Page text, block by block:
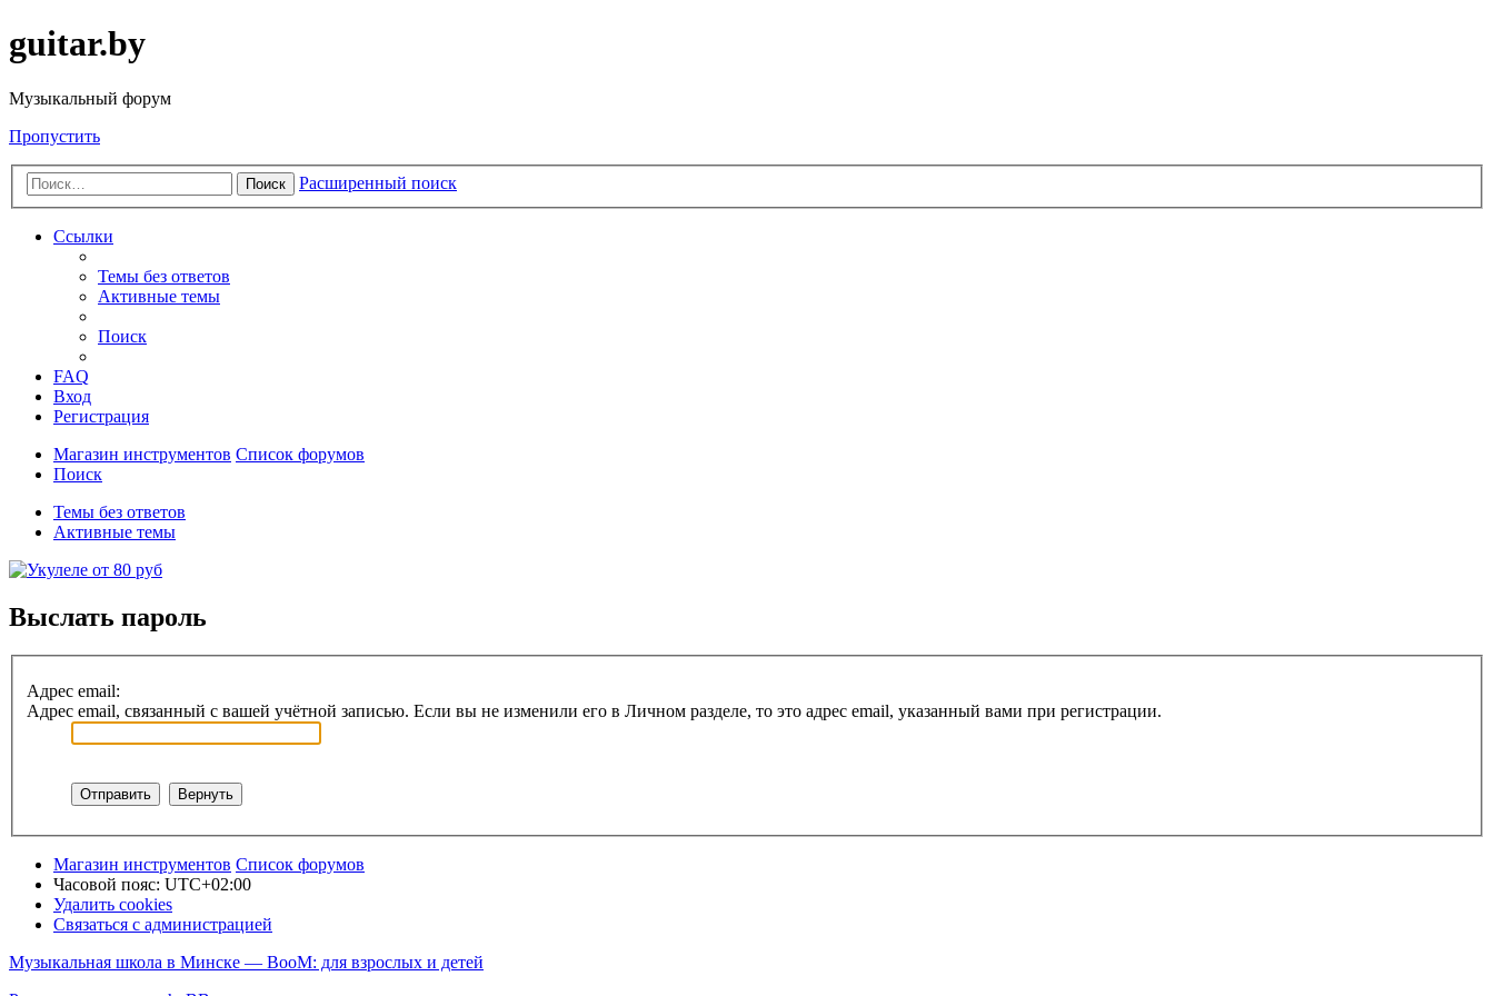
guitar.by
Музыкальный форум
Пропустить
Поиск Расширенный поиск
Ссылки
Темы без ответов
Активные темы
Поиск
FAQ
Вход
Регистрация
Магазин инструментов Список форумов
Поиск
Темы без ответов
Активные темы
Выслать пароль
Адрес email:
Адрес email, связанный с вашей учётной записью. Если вы не изменили его в Личном разделе, то это адрес email, указанный вами при регистрации.
Магазин инструментов Список форумов
Часовой пояс: UTC+02:00
Удалить cookies
Связаться с администрацией
Музыкальная школа в Минске — BooM: для взрослых и детей